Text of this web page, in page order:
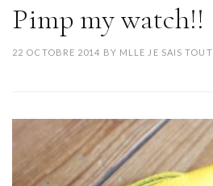
Pimp my watch!!
22 OCTOBRE 2014 BY MLLE JE SAIS TOUT